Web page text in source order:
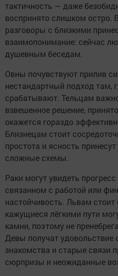
тактичность — даже
воспринято слишком остро.
разговоры с близкими
взаимопонимание: сейчас
душевным беседам.
Овны почувствуют прилив
нестандартный подход там,
срабатывают. Тельцам
взвешенное решение,
окажется гораздо
Близнецам стоит
простота и ясность
сложные схемы.
Раки могут увидеть
связанном с работой или
настойчивость. Львам
кажущиеся лёгкими пути
камни, поэтому не
Девы получат
знакомства и старые связи
сюрпризы и неожиданные